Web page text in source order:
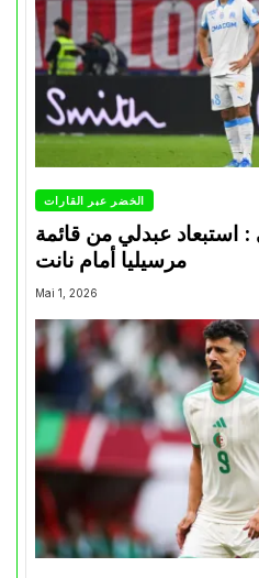
الخضر عبر القارات
: استبعاد عبدلي من قائمة
مرسيليا أمام نانت
Mai 1, 2026